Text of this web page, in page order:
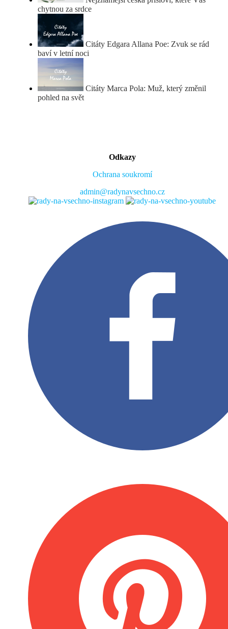
chytnou za srdce
Citáty Edgara Allana Poe: Zvuk se rád
baví v letní noci
Citáty Marca Pola: Muž, který změnil
pohled na svět
Odkazy
Ochrana soukromí
admin@radynavsechno.cz